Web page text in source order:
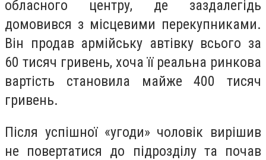
обласного центру, де заздалегідь
домовився з місцевими перекупниками.
Він продав армійську автівку всього за
60 тисяч гривень, хоча її реальна ринкова
вартість становила майже 400 тисяч
гривень.
Після успішної «угоди» чоловік вирішив
не повертатися до підрозділу та почав